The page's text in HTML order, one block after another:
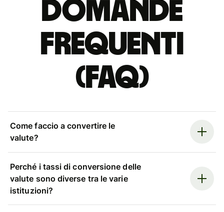
Domande
Frequenti
(FAQ)
Come faccio a convertire le
valute?
Perché i tassi di conversione delle
valute sono diverse tra le varie
istituzioni?